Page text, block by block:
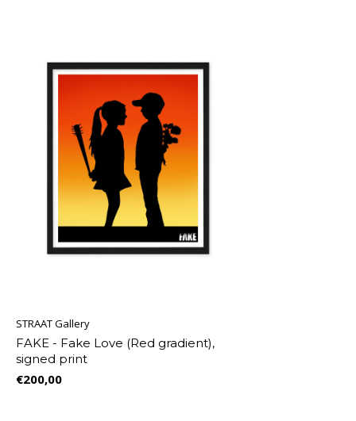
STRAAT Gallery
FAKE - Fake Love (Red gradient),
signed print
€200,00